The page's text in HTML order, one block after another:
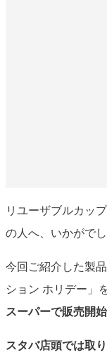
リユーザブルカッ
の人へ、いかがで
今回ご紹介した製
ション ホリデー」
スーパーで販売開始
スタバ店頭では取